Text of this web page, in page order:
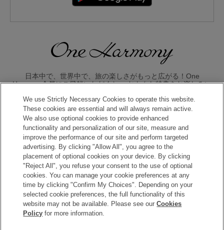
日本中で、世界中で、旅の楽しさがもっと広がる！One
Harmony会員にご登録いただくと、 おトクな特典をお楽しみい
入会のお申し込みはこちら
Copyright © Okura Nikko Hotel Management Co., Ltd. All
Rights Reserved.
個人情報保護方針
We use Strictly Necessary Cookies to operate this website.
These cookies are essential and will always remain active.
We also use optional cookies to provide enhanced
functionality and personalization of our site, measure and
improve the performance of our site and perform targeted
advertising. By clicking "Allow All", you agree to the
placement of optional cookies on your device. By clicking
"Reject All", you refuse your consent to the use of optional
cookies. You can manage your cookie preferences at any
time by clicking "Confirm My Choices". Depending on your
selected cookie preferences, the full functionality of this
website may not be available. Please see ourCookies
Policy for more information.